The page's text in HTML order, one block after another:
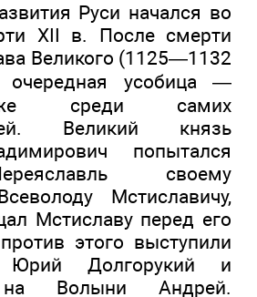
Руси начался во
XII в. После смерти
Великого (1125—1132
очередная усобица —
среди самих
Великий князь
попытался
своему
Мстиславичу,
Мстиславу перед его
этого выступили
Юрий Долгорукий и
Волыни Андрей.